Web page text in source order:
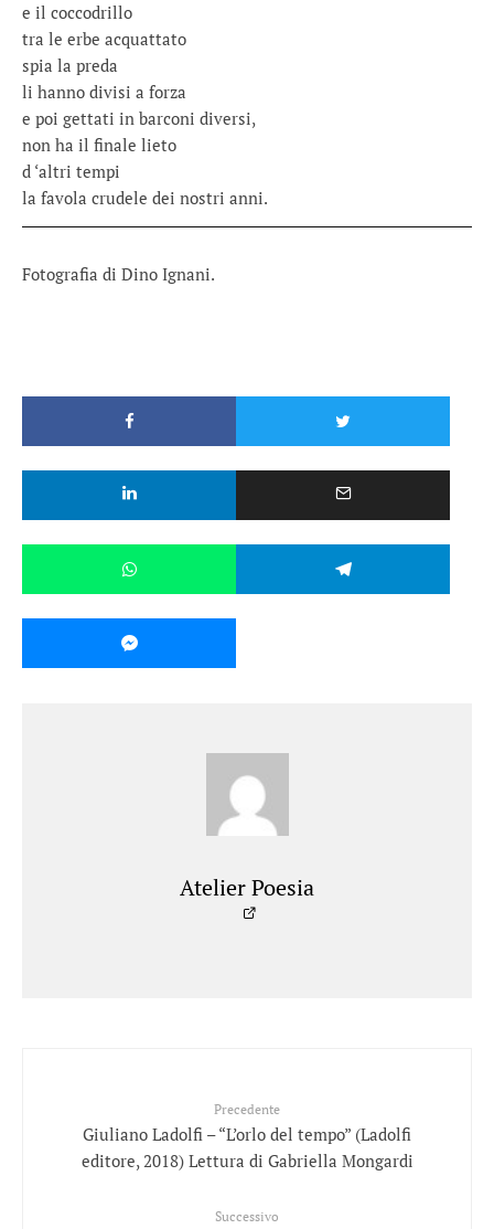
e il coccodrillo
tra le erbe acquattato
spia la preda
li hanno divisi a forza
e poi gettati in barconi diversi,
non ha il finale lieto
d ‘altri tempi
la favola crudele dei nostri anni.
Fotografia di Dino Ignani.
Atelier Poesia
Precedente
Giuliano Ladolfi – “L’orlo del tempo” (Ladolfi
editore, 2018) Lettura di Gabriella Mongardi
Successivo